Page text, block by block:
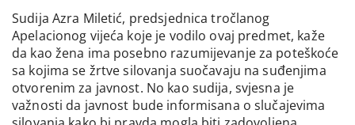
Sudija Azra Miletić, predsjednica tročlanog
Apelacionog vijeća koje je vodilo ovaj predmet, kaže
da kao žena ima posebno razumijevanje za poteškoće
sa kojima se žrtve silovanja suočavaju na suđenjima
otvorenim za javnost. No kao sudija, svjesna je
važnosti da javnost bude informisana o slučajevima